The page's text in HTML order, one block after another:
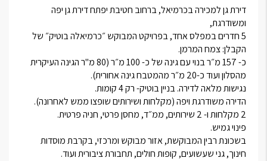
דירת גן למכירה בכרמיאל, ברחוב חטיבת יפתח דירת גן יפה
ומשודרגת,
5 חדרים במפלס אחד, בפרויקט המבוקש ״כרמיאלה בוטיק״ של
הקבלן: צמח המרמן.
כ- 157 מ״ר בנוי עם גינה של כ- 100 מ״ר (80 מ"ר הגינה העיקרית
מהסלון ועוד כ-20 מ״ר מהמטבח גינה אחורית).
נגישות מלאה לדירה. בניין בוטיק- רק 4 קומות.
הדירה משודרגת ויפה (מקלחות ושירותים שופצו ממש לאחרונה).
2 מקלחות ו- 2 שירותים, ממ״ד, מחסן פרטי, חניה פרטית.
פינוי גמיש.
בשכונת רבין המבוקשת, אזור מבוקש ומרכזי, בקרבת מוסדות
חינוך, גני שעשועים, קופות חולים, תחבורת ציבורית ועוד.